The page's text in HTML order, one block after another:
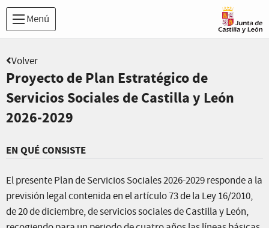
Menú
Volver
Proyecto de Plan Estratégico de
Servicios Sociales de Castilla y León
2026-2029
EN QUÉ CONSISTE
El presente Plan de Servicios Sociales 2026-2029 responde a la
previsión legal contenida en el artículo 73 de la Ley 16/2010,
de 20 de diciembre, de servicios sociales de Castilla y León,